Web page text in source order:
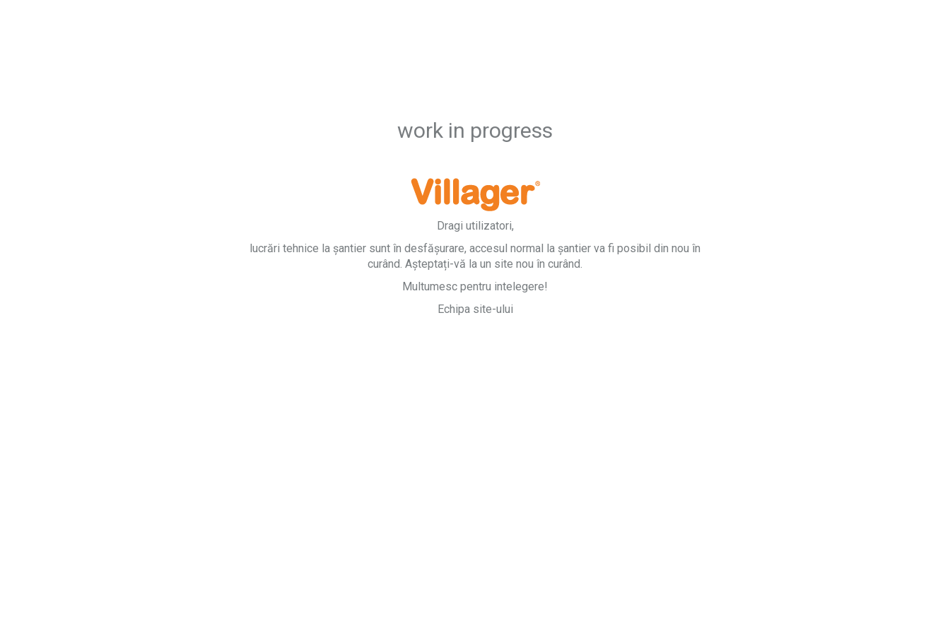
work in progress
Dragi utilizatori,
lucrări tehnice la șantier sunt în desfășurare, accesul normal la șantier va fi posibil din nou în
curând. Așteptați-vă la un site nou în curând.
Multumesc pentru intelegere!
Echipa site-ului